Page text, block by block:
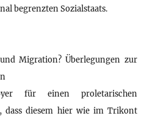
begrenzten Sozialstaats.
Migration? Überlegungen zur
für einen proletarischen
dass diesem hier wie im Trikont